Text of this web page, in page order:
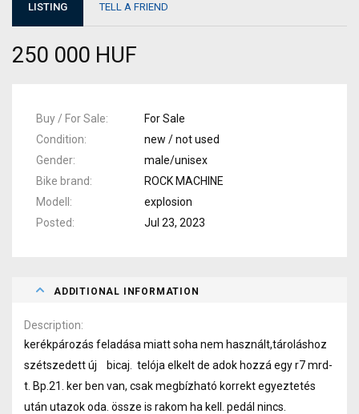
LISTING TELL A FRIEND
250 000 HUF
Buy / For Sale
For Sale
Condition
new / not used
Gender
male/unisex
Bike brand
ROCK MACHINE
Modell
explosion
Posted
Jul 23, 2023
ADDITIONAL INFORMATION
Description
kerékpározás feladása miatt soha nem használt,tároláshoz
szétszedett új bicaj. telója elkelt de adok hozzá egy r7 mrd-
t. Bp.21. ker ben van, csak megbízható korrekt egyeztetés
után utazok oda. össze is rakom ha kell. pedál nincs.